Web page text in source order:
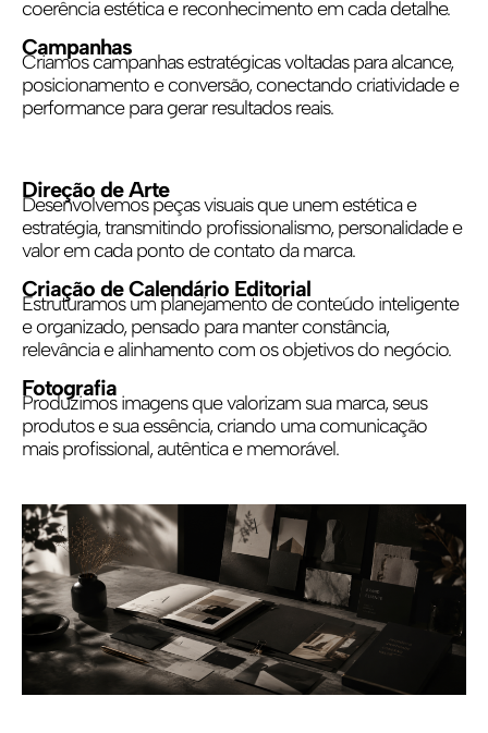
coerência estética e reconhecimento em cada detalhe.
Campanhas
Criamos campanhas estratégicas voltadas para alcance,
posicionamento e conversão, conectando criatividade e
performance para gerar resultados reais.
Direção de Arte
Desenvolvemos peças visuais que unem estética e
estratégia, transmitindo profissionalismo, personalidade e
valor em cada ponto de contato da marca.
Criação de Calendário Editorial
Estruturamos um planejamento de conteúdo inteligente
e organizado, pensado para manter constância,
relevância e alinhamento com os objetivos do negócio.
Fotografia
Produzimos imagens que valorizam sua marca, seus
produtos e sua essência, criando uma comunicação
mais profissional, autêntica e memorável.